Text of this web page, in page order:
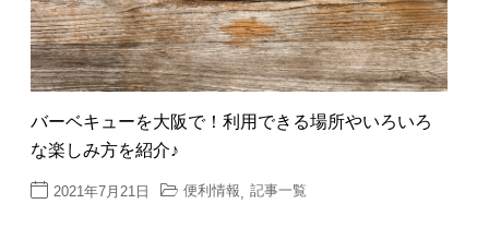
バーベキューを大阪で！利用できる場所やいろいろ
な楽しみ方を紹介♪
2021年7月21日 便利情報, 記事一覧